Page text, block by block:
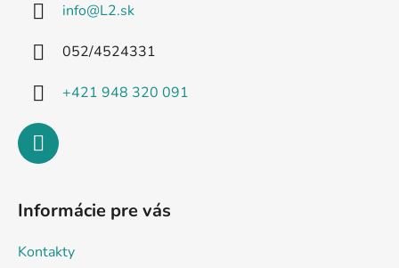
info@L2.sk
052/4524331
+421 948 320 091
Informácie pre vás
Kontakty